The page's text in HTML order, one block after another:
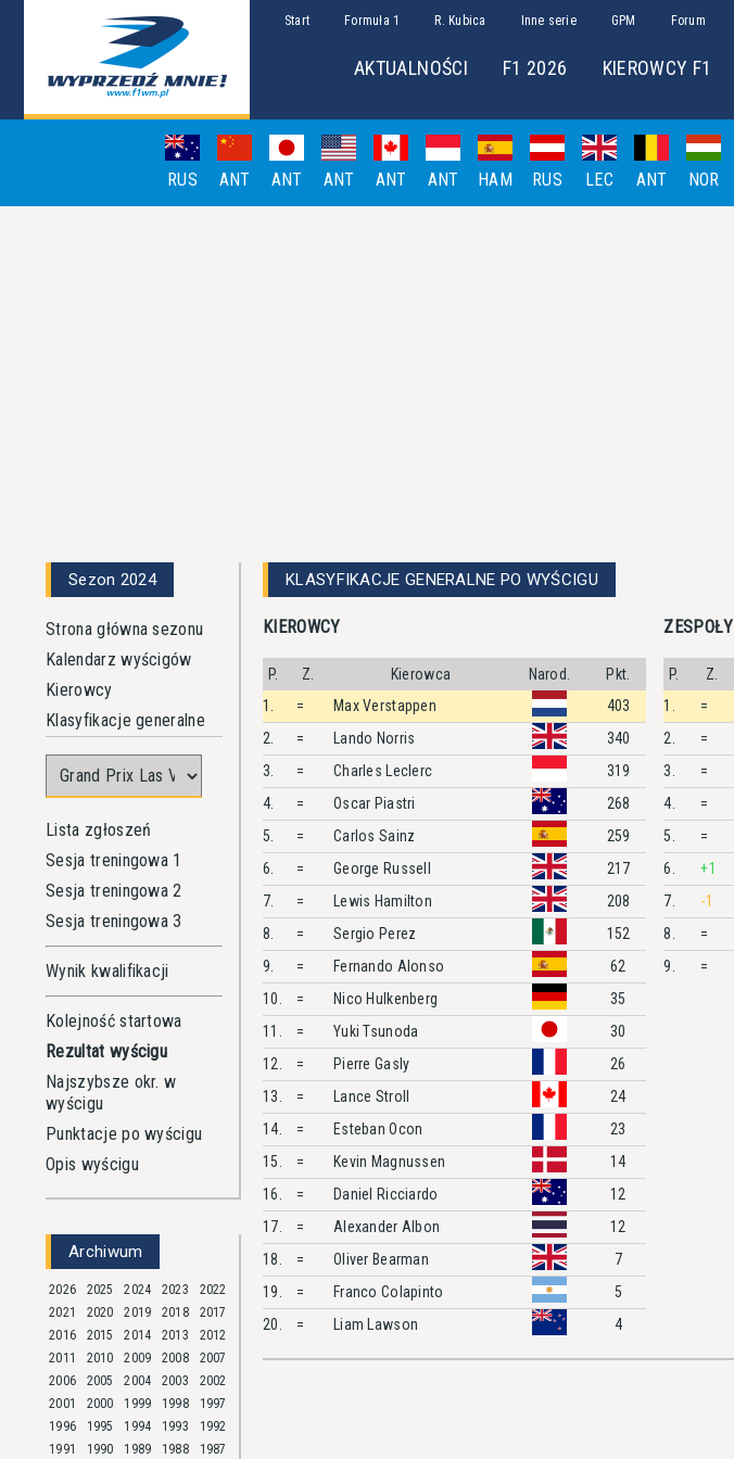
Start Formuła 1 R. Kubica Inne serie GPM Forum
AKTUALNOŚCI F1 2026 KIEROWCY F1
RUS ANT ANT ANT ANT ANT HAM RUS LEC ANT NOR
Sezon 2024
Strona główna sezonu
Kalendarz wyścigów
Kierowcy
Klasyfikacje generalne
Lista zgłoszeń
Sesja treningowa 1
Sesja treningowa 2
Sesja treningowa 3
Wynik kwalifikacji
Kolejność startowa
Rezultat wyścigu
Najszybsze okr. w
wyścigu
Punktacje po wyścigu
Opis wyścigu
Archiwum
2026 2025 2024 2023
2022
2021
2020 2019 2018
2017
2016
2015 2014 2013
2012
2011
2010 2009 2008
2007
2006
2005 2004 2003
2002
2001
2000 1999 1998
1997
1996
1995 1994 1993
1992
1991
1990 1989 1988 1987
KLASYFIKACJE GENERALNE PO WYŚCIGU
KIEROWCY
P. Z. Kierowca Narod.
Pkt.
1.
= MaxVerstappen
403
2.
= Lando Norris
340
3.
= Charles Leclerc
319
4.
= Oscar Piastri
268
5.
= Carlos Sainz
259
6.
= George Russell
217
7.
= Lewis Hamilton
208
8.
= Sergio Perez
152
9.
= Fernando Alonso
62
10.
= Nico Hulkenberg
35
11.
= Yuki Tsunoda
30
12.
= Pierre Gasly
26
13.
= Lance Stroll
24
14.
= Esteban Ocon
23
15.
= Kevin Magnussen
14
16.
= Daniel Ricciardo
12
17.
= Alexander Albon
12
18.
= Oliver Bearman
7
19.
= Franco Colapinto
5
20.
= Liam Lawson 4
ZESPOŁY
P. Z.
1.
=
2.
=
3.
=
4.
=
5.
=
6.
+1
7.
-1
8.
=
9.
=